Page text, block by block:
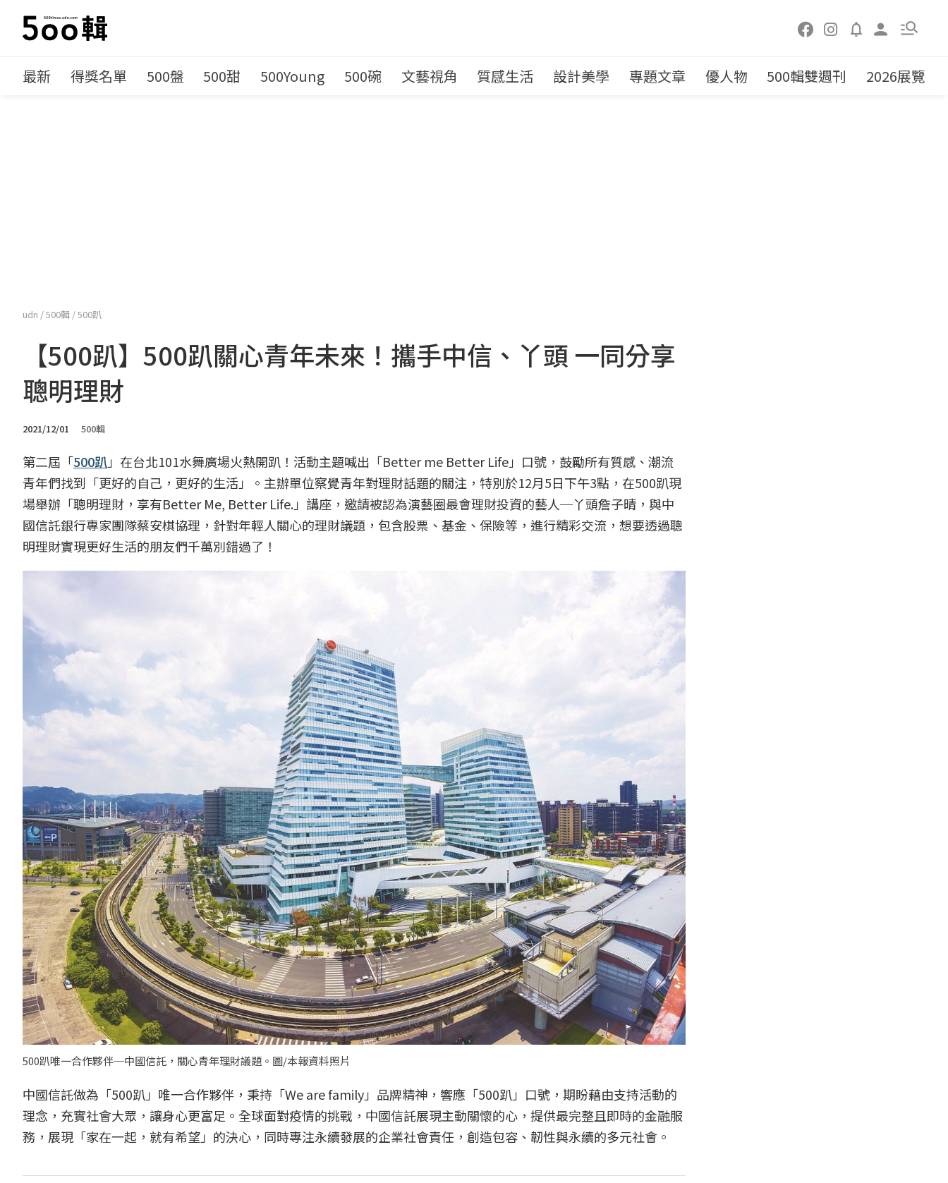
最新 得獎名單 500盤 500甜 500Young 500碗 文藝視角 質感生活 設計美學 專題文章 優人物 500輯雙週刊 2026展覽
udn /500輯 /500趴
【500趴】500趴關心青年未來！攜手中信、丫頭 一同分享
聰明理財
2021/12/01 500輯
第二屆「500趴 」在台北101水舞廣場火熱開趴！活動主題喊出「Better me Better Life」口號，鼓勵所有質感、潮流
青年們找到「更好的自己，更好的生活」。主辦單位察覺青年對理財話題的關注，特別於12月5日下午3點，在500趴現
場舉辦「聰明理財，享有Better Me, Better Life.」講座，邀請被認為演藝圈最會理財投資的藝人─丫頭詹子晴，與中
國信託銀行專家團隊蔡安棋協理，針對年輕人關心的理財議題，包含股票、基金、保險等，進行精彩交流，想要透過聰
明理財實現更好生活的朋友們千萬別錯過了！
500趴唯一合作夥伴─中國信託，關心青年理財議題。圖/本報資料照片
中國信託做為「500趴」唯一合作夥伴，秉持「We are family」品牌精神，響應「500趴」口號，期盼藉由支持活動的
理念，充實社會大眾，讓身心更富足。全球面對疫情的挑戰，中國信託展現主動關懷的心，提供最完整且即時的金融服
務，展現「家在一起，就有希望」的決心，同時專注永續發展的企業社會責任，創造包容、韌性與永續的多元社會。